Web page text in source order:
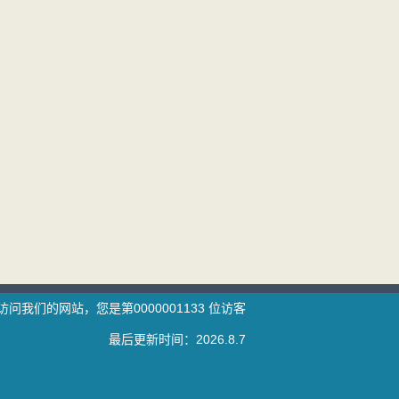
问我们的网站，您是第0000001133 位访客
最后更新时间： 2026 8 7